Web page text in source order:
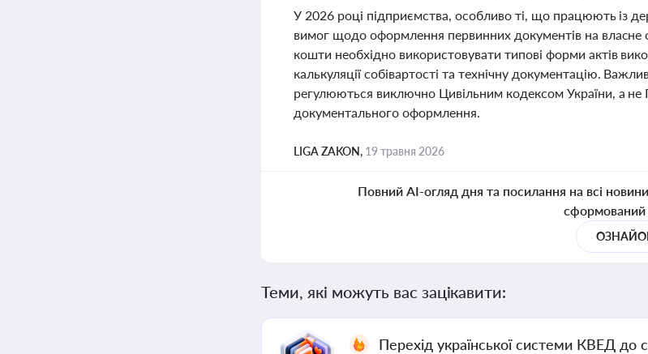
У 2026 році підприємства, особливо ті, що працюють із
вимог щодо оформлення первинних документів на власне
кошти необхідно використовувати типові форми актів
калькуляції собівартості та технічну документацію.
регулюються виключно Цивільним кодексом України, а
документального оформлення.
LIGA ZAKON, 19 травня 2026
Повний AI-огляд дня та посилання на всі
сформований
Теми, які можуть вас зацікавити:
Перехід української системи КВЕД до